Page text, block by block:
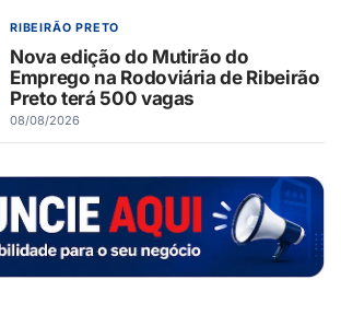
RIBEIRÃO PRETO
Nova edição do Mutirão do
Emprego na Rodoviária de Ribeirão
Preto terá 500 vagas
08/08/2026